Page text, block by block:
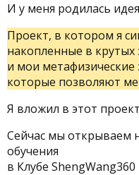
И у меня родилась
Проект, в котором я
накопленные в крутых
и мои метафизические
которые позволяют
Я вложил в этот
Сейчас мы открываем
обучения
в Клубе ShengWang360